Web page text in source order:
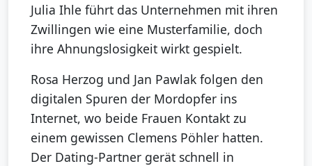
Julia Ihle führt das Unternehmen mit ihren
Zwillingen wie eine Musterfamilie, doch
ihre Ahnungslosigkeit wirkt gespielt.
Rosa Herzog und Jan Pawlak folgen den
digitalen Spuren der Mordopfer ins
Internet, wo beide Frauen Kontakt zu
einem gewissen Clemens Pöhler hatten.
Der Dating-Partner gerät schnell in